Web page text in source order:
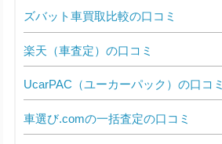
ズバット車買取比較の口コミ
楽天（車査定）の口コミ
UcarPAC（ユーカーパック）の口コミ
車選び.comの一括査定の口コミ